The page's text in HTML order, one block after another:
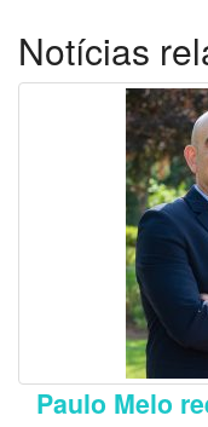
Notícias
Paulo Melo